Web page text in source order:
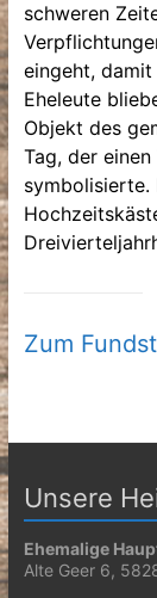
schweren
eingeht,
Eheleute
Objekt des
Tag, der
symbolisierte.
Zum
Unsere
Ehemalige
Alte Geer 6,